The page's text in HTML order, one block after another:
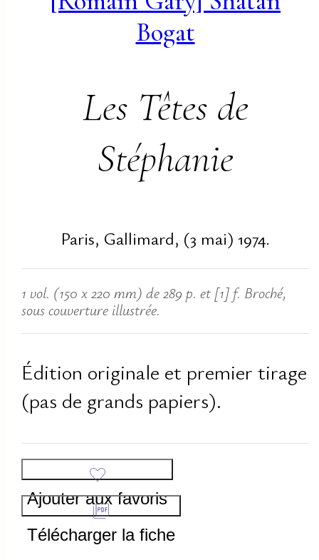
Bogat
Les Têtes de
Stéphanie
Paris, Gallimard, (3 mai) 1974.
1 vol. (150 x 220 mm) de 289 p. et [1] f. Broché,
sous couverture illustrée.
Édition originale et premier tirage
(pas de grands papiers).
Ajouter aux favoris
Télécharger la fiche